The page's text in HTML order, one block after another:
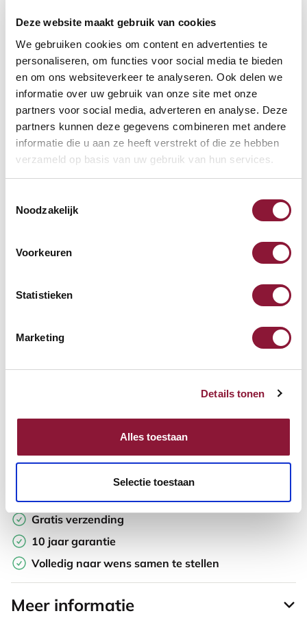
Deze website maakt gebruik van cookies
We gebruiken cookies om content en advertenties te
personaliseren, om functies voor social media te bieden
en om ons websiteverkeer te analyseren. Ook delen we
informatie over uw gebruik van onze site met onze
partners voor social media, adverteren en analyse. Deze
partners kunnen deze gegevens combineren met andere
informatie die u aan ze heeft verstrekt of die ze hebben
verzameld op basis van uw gebruik van hun services.
Noodzakelijk
Voorkeuren
Statistieken
Marketing
Details tonen
Alles toestaan
Selectie toestaan
VOETENRING ?
VOETENSTER IN GEPOLIJST ALUMINIUM ?
Aantal:
direct een offerte op maat aan.
Offerte aanvragen
Toevoegen aan vergelijker
Gratis verzending
10 jaar garantie
Volledig naar wens samen te stellen
Meer informatie